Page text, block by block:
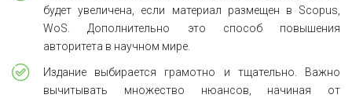
будет увеличена, если материал размещен в Scopus,
WoS. Дополнительно это способ повышения
авторитета в научном мире.
Издание выбирается грамотно и тщательно. Важно
вычитывать множество нюансов, начиная от